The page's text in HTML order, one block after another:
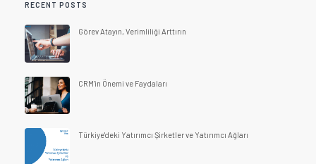
RECENT POSTS
Görev Atayın, Verimliliği Arttırın
CRM'in Önemi ve Faydaları
Türkiye'deki Yatırımcı Şirketler ve Yatırımcı Ağları